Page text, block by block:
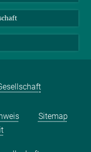
Sitemap